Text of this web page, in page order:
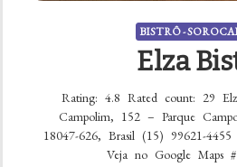
BISTRÔ -
Elza
Rating: 4.8 Rated count: 29
Campolim, 152 – Parque
18047-626, Brasil (15) 99621-4455
Veja no Google Maps